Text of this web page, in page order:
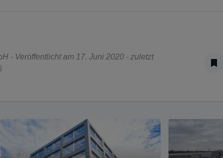
- Veröffentlicht am 17. Juni 2020 - zuletzt